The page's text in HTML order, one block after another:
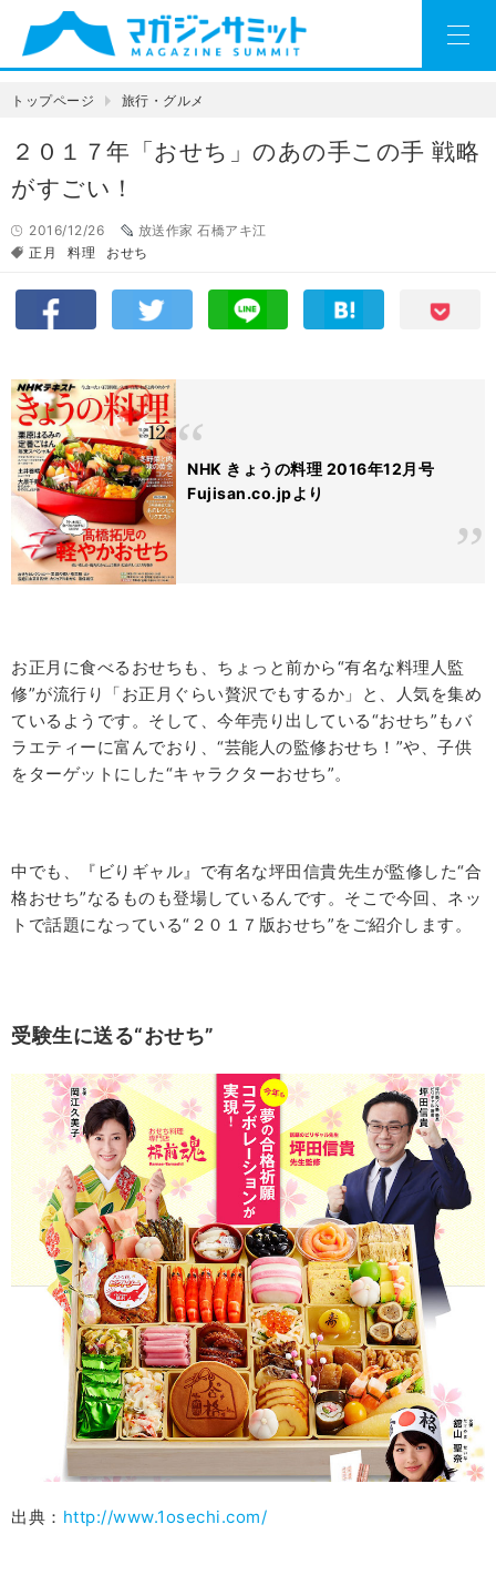
トップページ 旅行・グルメ
２０１７年「おせち」のあの手この手 戦略
がすごい！
2016/12/26
放送作家 石橋アキ江
正月
料理 おせち
NHK きょうの料理 2016年12月号
Fujisan.co.jpより
お正月に食べるおせちも、ちょっと前から“有名な料理人監
修”が流行り「お正月ぐらい贅沢でもするか」と、人気を集め
ているようです。そして、今年売り出している“おせち”もバ
ラエティーに富んでおり、“芸能人の監修おせち！”や、子供
をターゲットにした“キャラクターおせち”。
中でも、『ビりギャル』で有名な坪田信貴先生が監修した“合
格おせち”なるものも登場しているんです。そこで今回、ネッ
トで話題になっている“２０１７版おせち”をご紹介します。
受験生に送る“おせち”
出典： http://www.1osechi.com/